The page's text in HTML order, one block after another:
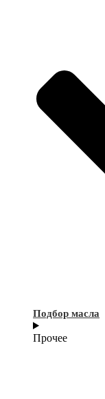
Подбор масла
Прочее